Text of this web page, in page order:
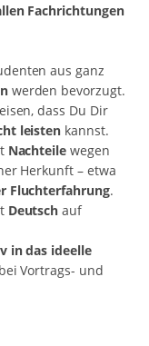
Fachrichtungen
aus ganz
werden bevorzugt.
dass Du Dir
leisten kannst.
Nachteile wegen
Herkunft – etwa
Fluchterfahrung.
Deutsch auf
in das ideelle
Vortrags- und